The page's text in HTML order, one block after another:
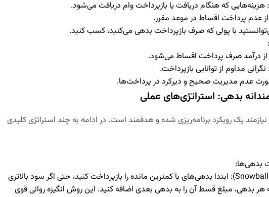
هزینه‌هایی که هنگام دریافت یا بازپرداخت وام دریافت می‌شود.
عدم پرداخت اقساط در موعد مقرر.
با پولی که صرف بازپرداخت بدهی می‌کنید، کسب کنید.
درآمد صرف پرداخت اقساط می‌شود.
نگرانی مداوم از توانایی بازپرداخت.
عدم مدیریت صحیح و دیرکرد در پرداخت‌ها.
بدهی: استراتژی‌های عملی
یک رویکرد برنامه‌ریزی شده و هدفمند است. در ادامه به چند استراتژی کلیدی
بدهی‌ها:
): ابتدا بدهی‌های با کمترین مانده را بازپرداخت کنید، حتی اگر سود بالاتری
بدهی، مبلغ قسط آن را به بدهی بعدی اضافه کنید. این روش انگیزه روانی قوی